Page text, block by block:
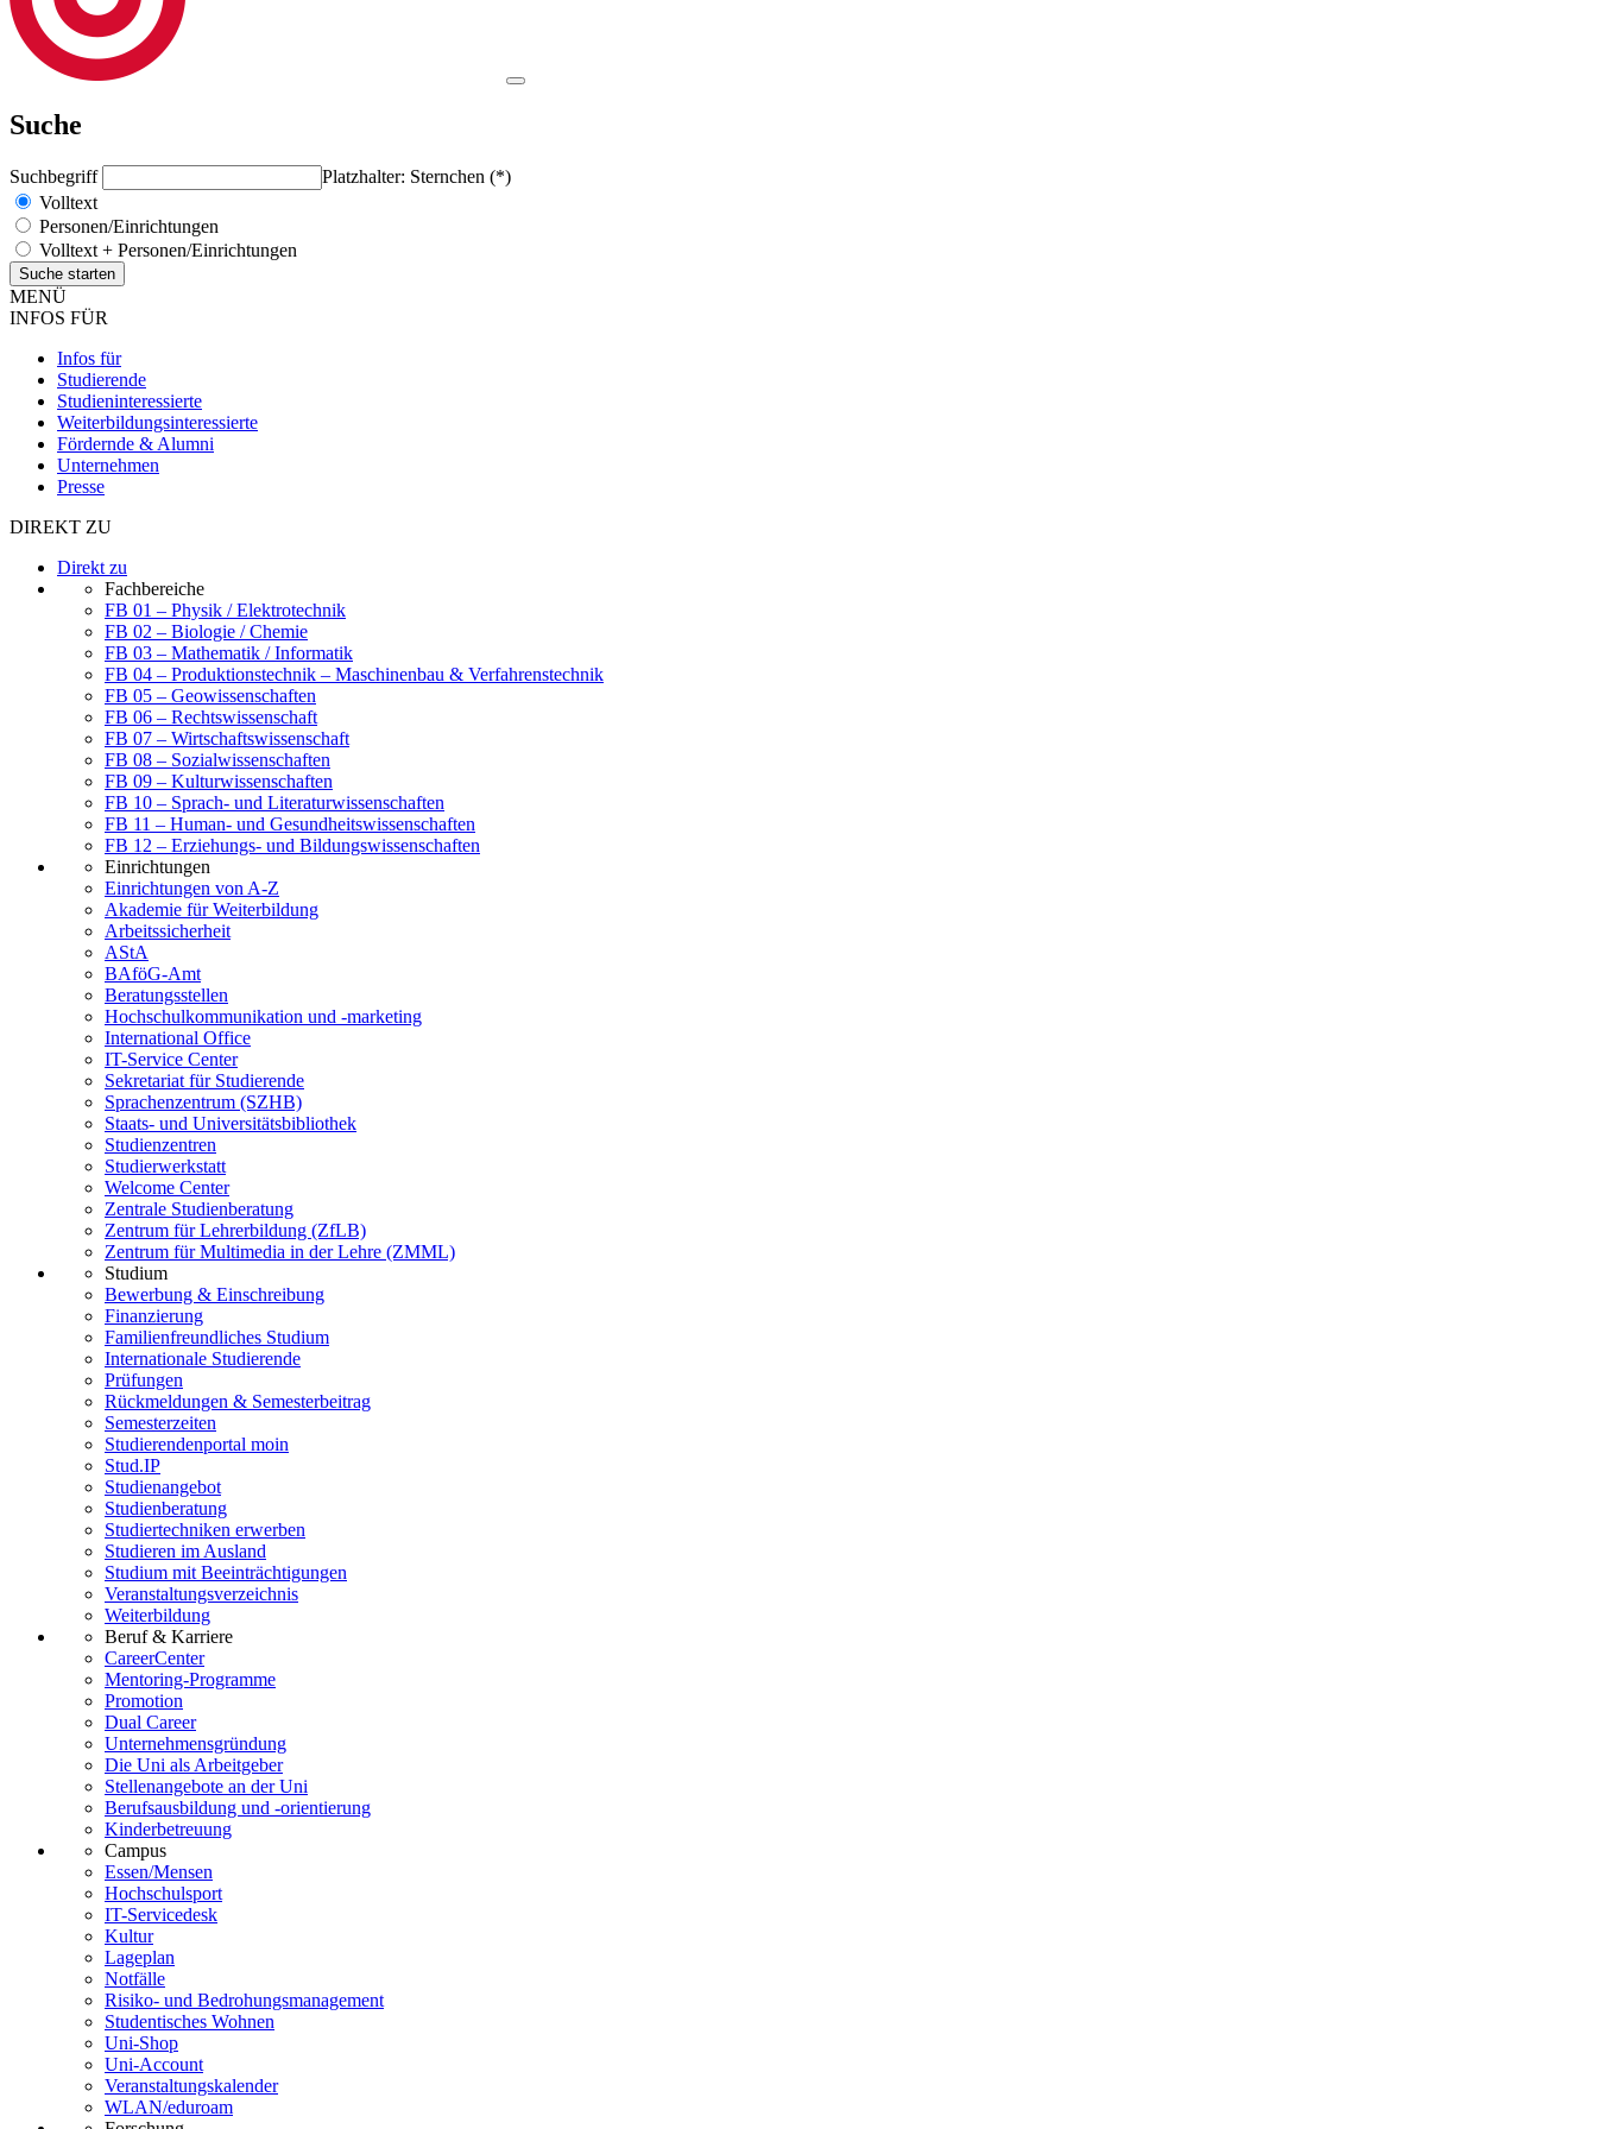
Suche
Suchbegriff
Platzhalter: Sternchen (*)
Volltext
Personen/Einrichtungen
Volltext + Personen/Einrichtungen
MENÜ
INFOS FÜR
Infos für
Studierende
Studieninteressierte
Weiterbildungsinteressierte
Fördernde & Alumni
Unternehmen
Presse
DIREKT ZU
Direkt zu
Fachbereiche
FB 01 – Physik / Elektrotechnik
FB 02 – Biologie / Chemie
FB 03 – Mathematik / Informatik
FB 04 – Produktionstechnik – Maschinenbau & Verfahrenstechnik
FB 05 – Geowissenschaften
FB 06 – Rechtswissenschaft
FB 07 – Wirtschaftswissenschaft
FB 08 – Sozialwissenschaften
FB 09 – Kulturwissenschaften
FB 10 – Sprach- und Literaturwissenschaften
FB 11 – Human- und Gesundheitswissenschaften
FB 12 – Erziehungs- und Bildungswissenschaften
Einrichtungen
Einrichtungen von A-Z
Akademie für Weiterbildung
Arbeitssicherheit
AStA
BAföG-Amt
Beratungsstellen
Hochschulkommunikation und -marketing
International Office
IT-Service Center
Sekretariat für Studierende
Sprachenzentrum (SZHB)
Staats- und Universitätsbibliothek
Studienzentren
Studierwerkstatt
Welcome Center
Zentrale Studienberatung
Zentrum für Lehrerbildung (ZfLB)
Zentrum für Multimedia in der Lehre (ZMML)
Studium
Bewerbung & Einschreibung
Finanzierung
Familienfreundliches Studium
Internationale Studierende
Prüfungen
Rückmeldungen & Semesterbeitrag
Semesterzeiten
Studierendenportal moin
Stud.IP
Studienangebot
Studienberatung
Studiertechniken erwerben
Studieren im Ausland
Studium mit Beeinträchtigungen
Veranstaltungsverzeichnis
Weiterbildung
Beruf & Karriere
CareerCenter
Mentoring-Programme
Promotion
Dual Career
Unternehmensgründung
Die Uni als Arbeitgeber
Stellenangebote an der Uni
Berufsausbildung und -orientierung
Kinderbetreuung
Campus
Essen/Mensen
Hochschulsport
IT-Servicedesk
Kultur
Lageplan
Notfälle
Risiko- und Bedrohungsmanagement
Studentisches Wohnen
Uni-Shop
Uni-Account
Veranstaltungskalender
WLAN/eduroam